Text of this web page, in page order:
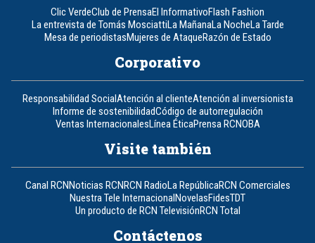
Clic VerdeClub de PrensaEl InformativoFlash Fashion
La entrevista de Tomás MosciattiLa MañanaLa NocheLa Tarde
Mesa de periodistasMujeres de AtaqueRazón de Estado
Corporativo
Responsabilidad SocialAtención al clienteAtención al inversionista
Informe de sostenibilidadCódigo de autorregulación
Ventas InternacionalesLínea ÉticaPrensa RCNOBA
Visite también
Canal RCNNoticias RCNRCN RadioLa RepúblicaRCN Comerciales
Nuestra Tele InternacionalNovelasFidesTDT
Un producto de RCN TelevisiónRCN Total
Contáctenos